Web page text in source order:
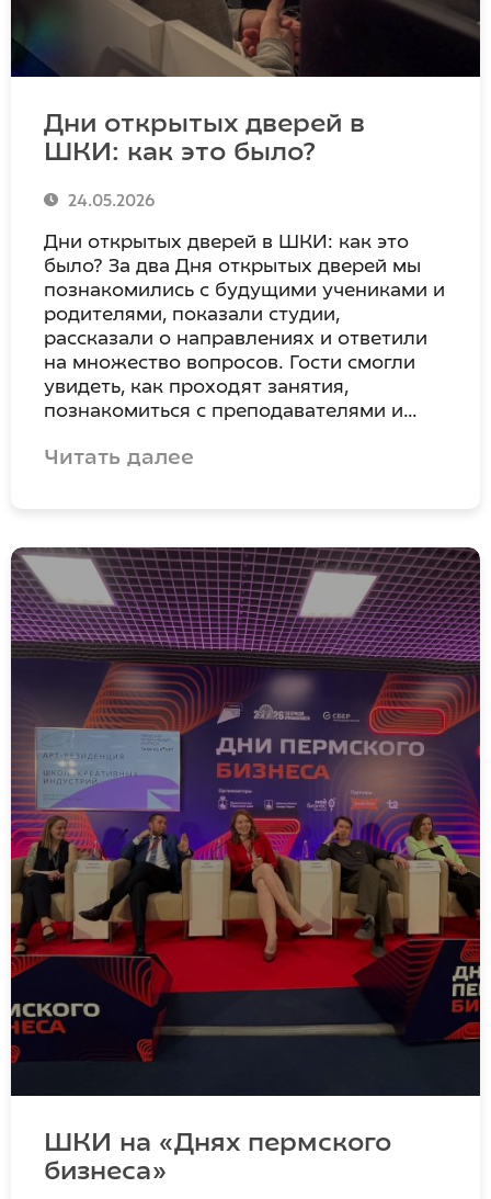
Дни открытых дверей в
ШКИ: как это было?
24.05.2026
Дни открытых дверей в ШКИ: как это
было? За два Дня открытых дверей мы
познакомились с будущими учениками и
родителями, показали студии,
рассказали о направлениях и ответили
на множество вопросов. Гости смогли
увидеть, как проходят занятия,
познакомиться с преподавателями и…
Читать далее
ШКИ на «Днях пермского
бизнеса»